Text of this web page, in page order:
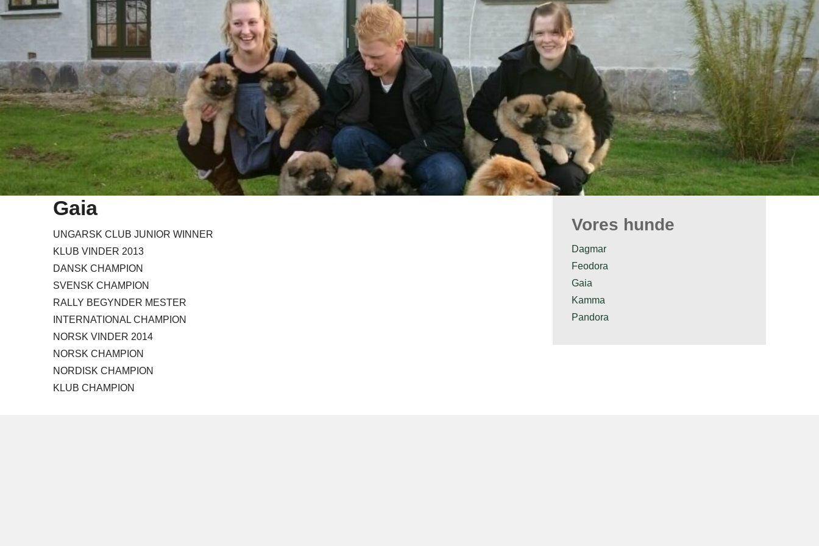
Gaia
UNGARSK CLUB JUNIOR WINNER
KLUB VINDER 2013
DANSK CHAMPION
SVENSK CHAMPION
RALLY BEGYNDER MESTER
INTERNATIONAL CHAMPION
NORSK VINDER 2014
NORSK CHAMPION
NORDISK CHAMPION
KLUB CHAMPION​
Vores hunde
Dagmar
Feodora
Gaia
Kamma
Pandora